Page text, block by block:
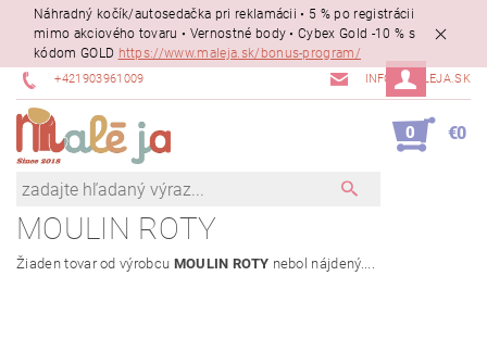
Náhradný kočík/autosedačka pri reklamácii • 5 % po registrácii
mimo akciového tovaru • Vernostné body • Cybex Gold -10 % s
kódom GOLD https://www.maleja.sk/bonus-program/
+421903961009 INFO@MALEJA.SK
0 €0
MOULIN ROTY
Žiaden tovar od výrobcu MOULIN ROTY nebol nájdený....